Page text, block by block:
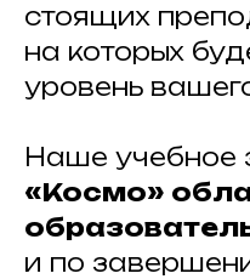
стоящих
на которых
уровень
Наше учебное
«Космо»
и по